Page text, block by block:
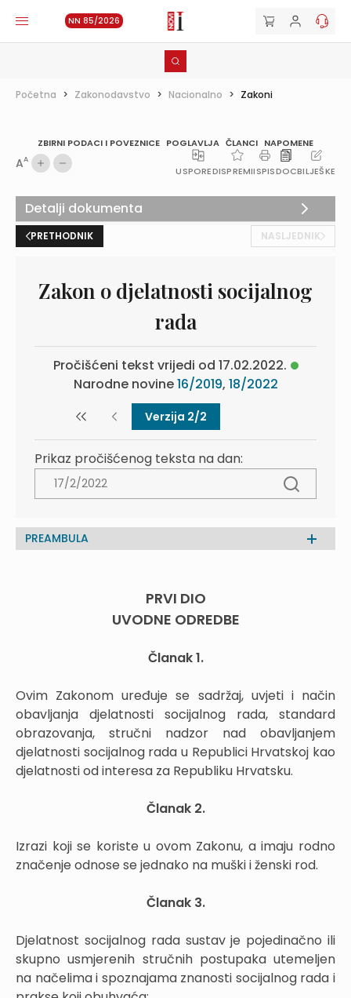
NN 85/2026
Početna > Zakonodavstvo > Nacionalno > Zakoni
ZBIRNI PODACI I POVEZNICE POGLAVLJA ČLANCI NAPOMENE
AA
USPOREDISPREMIISPISDOCBILJEŠKE
PRETHODNIK NASLJEDNIK
Zakon o djelatnosti socijalnog
rada
Pročišćeni tekst vrijedi od 17.02.2022.
Narodne novine16/2019, 18/2022
Verzija 2/2
Prikaz pročišćenog teksta na dan:
PREAMBULA
PRVI DIO
UVODNE ODREDBE
Članak 1.
Ovim Zakonom uređuje se sadržaj, uvjeti i način
obavljanja djelatnosti socijalnog rada, standard
obrazovanja, stručni nadzor nad obavljanjem
djelatnosti socijalnog rada u Republici Hrvatskoj kao
djelatnosti od interesa za Republiku Hrvatsku.
Članak 2.
Izrazi koji se koriste u ovom Zakonu, a imaju rodno
značenje odnose se jednako na muški i ženski rod.
Članak 3.
Djelatnost socijalnog rada sustav je pojedinačno ili
skupno usmjerenih stručnih postupaka utemeljen
na načelima i spoznajama znanosti socijalnog rada i
Detalji dokumenta